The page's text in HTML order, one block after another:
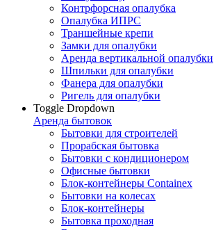
Контрфорсная опалубка
Опалубка ИПРС
Траншейные крепи
Замки для опалубки
Аренда вертикальной опалубки
Шпильки для опалубки
Фанера для опалубки
Ригель для опалубки
Toggle Dropdown
Аренда бытовок
Бытовки для строителей
Прорабская бытовка
Бытовки с кондиционером
Офисные бытовки
Блок-контейнеры Containex
Бытовки на колесах
Блок-контейнеры
Бытовка проходная